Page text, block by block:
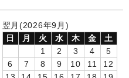
翌月(2026年9月)
日
月 火 水 木 金
土
1
2 3 4
5
6
7 8 9 10 11
12